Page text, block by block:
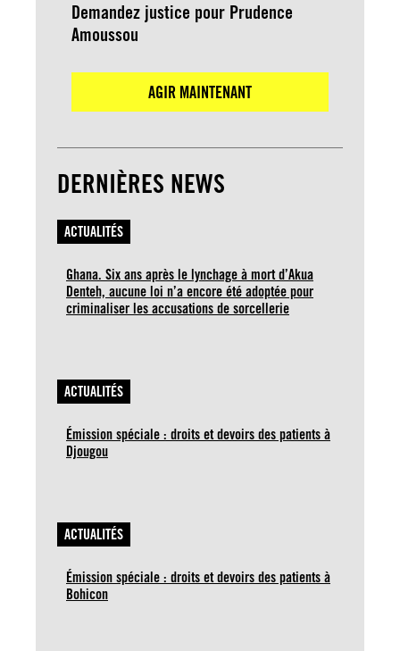
Demandez justice pour Prudence
Amoussou
AGIR MAINTENANT
DERNIÈRES NEWS
ACTUALITÉS
Ghana. Six ans après le lynchage à mort d’Akua
Denteh, aucune loi n’a encore été adoptée pour
criminaliser les accusations de sorcellerie
ACTUALITÉS
Émission spéciale : droits et devoirs des patients à
Djougou
ACTUALITÉS
Émission spéciale : droits et devoirs des patients à
Bohicon